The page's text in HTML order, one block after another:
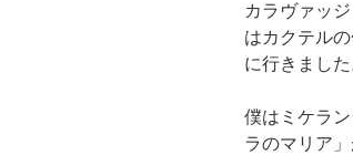
カラヴァッ
はカクテル
に行きました
僕はミケラ
ラのマリア」